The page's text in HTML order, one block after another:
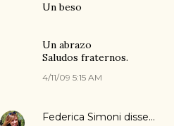
Un beso
Un abrazo
Saludos fraternos.
4/11/09 5:15 AM
Federica Simoni disse…